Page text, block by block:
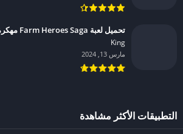
تحميل لعبة Farm Heroes Saga مهكرة للاندرويد 2024
King‏
مارس 13, 2024
التطبيقات الأكثر مشاهدة